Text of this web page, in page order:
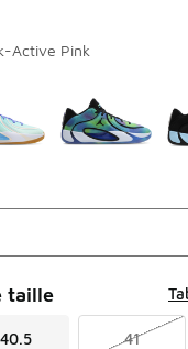
Active Pink
taille
40.5 41